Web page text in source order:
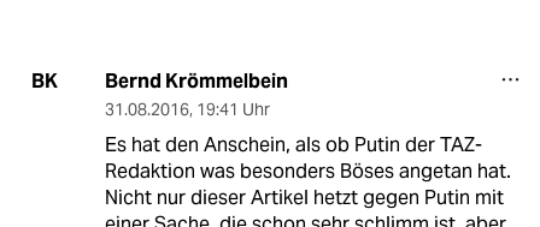
BK Bernd Krömmelbein
31.08.2016, 19:41 Uhr
Es hat den Anschein, als ob Putin der TAZ-
Redaktion was besonders Böses angetan hat.
Nicht nur dieser Artikel hetzt gegen Putin mit